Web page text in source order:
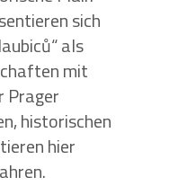
sich
als
mit
Prager
historischen
hier